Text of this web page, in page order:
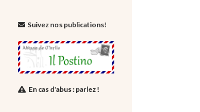
Suivez nos publications!
En cas d'abus : parlez !